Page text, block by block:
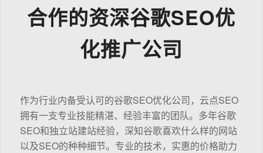
合作的资深谷歌SEO优
化推广公司
作为行业内备受认可的谷歌SEO优化公司，云点SEO
拥有一支专业技能精湛、经验丰富的团队。多年谷歌
SEO和独立站建站经验，深知谷歌喜欢什么样的网站
以及SEO的种种细节。专业的技术，实惠的价格助力